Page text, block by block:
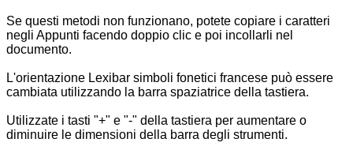
Se questi metodi non funzionano, potete copiare i caratteri
negli Appunti facendo doppio clic e poi incollarli nel
documento.
L'orientazione Lexibar simboli fonetici francese può essere
cambiata utilizzando la barra spaziatrice della tastiera.
Utilizzate i tasti "+" e "-" della tastiera per aumentare o
diminuire le dimensioni della barra degli strumenti.